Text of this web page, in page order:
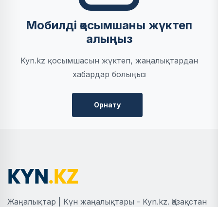
Мобилді қосымшаны жүктеп
алыңыз
Kyn.kz қосымшасын жүктеп, жаңалықтардан
хабардар болыңыз
Орнату
Жаңалықтар | Күн жаңалықтары - Kyn.kz. Қазақстан